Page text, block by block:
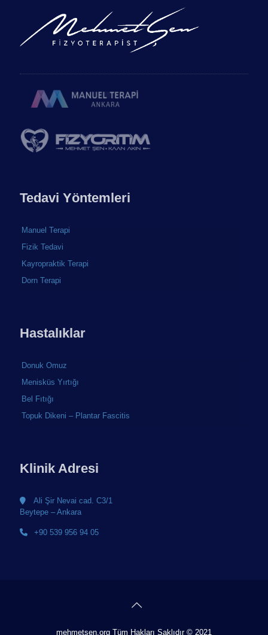
Tedavi Yöntemleri
Manuel Terapi
Fizik Tedavi
Kayropraktik Terapi
Dorn Terapi
Hastalıklar
Donuk Omuz
Menisküs Yırtığı
Bel Fıtığı
Topuk Dikeni – Plantar Fascitis
Klinik Adresi
Ali Şir Nevai cad. C3/1
Beytepe – Ankara
+90 539 956 94 05
mehmetsen.org Tüm Hakları Saklıdır © 2021